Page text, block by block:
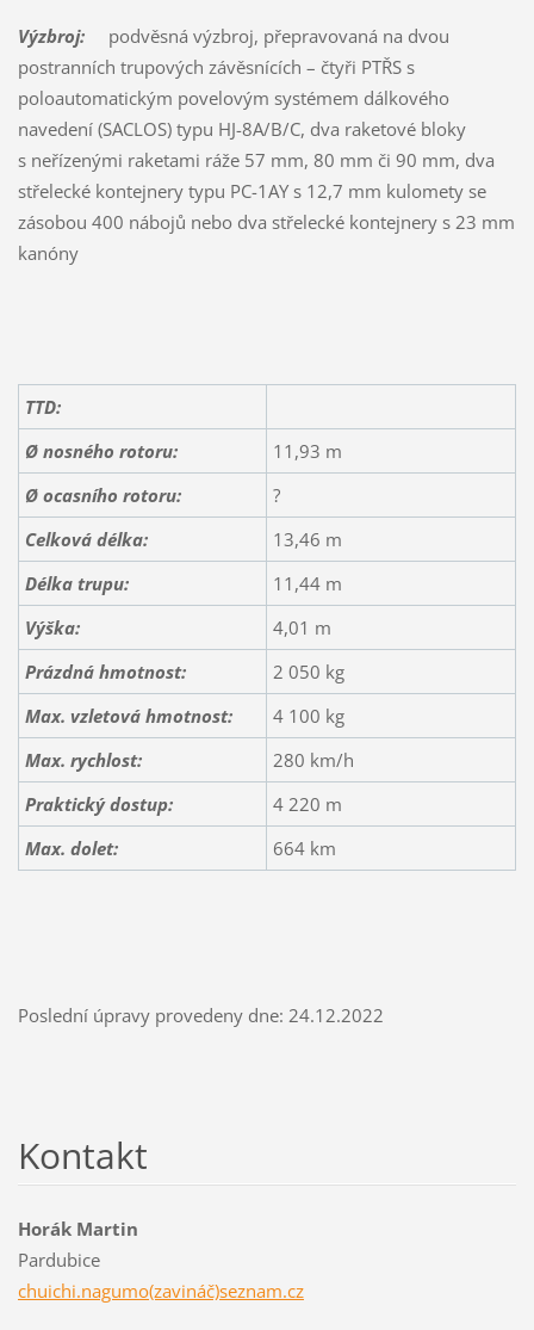
Výzbroj:podvěsná výzbroj, přepravovaná na dvou
postranních trupových závěsnících – čtyři PTŘS s
poloautomatickým povelovým systémem dálkového
navedení (SACLOS) typu HJ-8A/B/C, dva raketové bloky
s neřízenými raketami ráže 57 mm, 80 mm či 90 mm, dva
střelecké kontejnery typu PC-1AY s 12,7 mm kulomety se
zásobou 400 nábojů nebo dva střelecké kontejnery s 23 mm
kanóny
TTD:
Ø nosného rotoru:
11,93 m
Ø ocasního rotoru:
?
Celková délka:
13,46 m
Délka trupu:
11,44 m
Výška:
4,01 m
Prázdná hmotnost:
2 050 kg
Max. vzletová hmotnost:
4 100 kg
Max. rychlost:
280 km/h
Praktický dostup:
4 220 m
Max. dolet:
664 km
Poslední úpravy provedeny dne: 24.12.2022
Kontakt
Horák Martin
Pardubice
chuichi.nagumo(zavináč)seznam.cz